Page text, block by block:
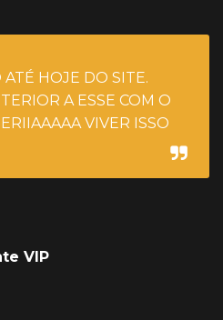
HOJE DO SITE.
A ESSE COM O
VIVER ISSO
VIP